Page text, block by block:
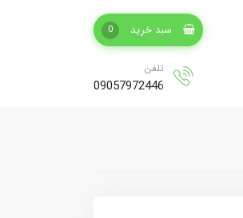
سبد خرید 0
تلفن
09057972446